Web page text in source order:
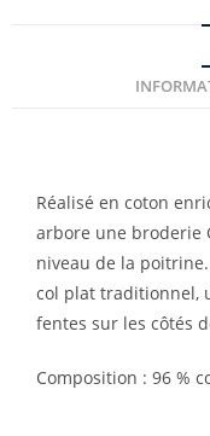
Réalisé en coton
arbore une broderie
niveau de la
col plat traditionnel,
fentes sur les côtés
Composition : 96 %